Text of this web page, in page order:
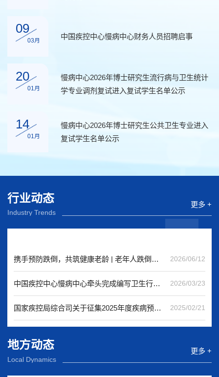
09
03月
中国疾控中心慢病中心财务人员招聘启事
20
01月
慢病中心2026年博士研究生流行病与卫生统计
学专业调剂复试进入复试学生名单公示
14
01月
慢病中心2026年博士研究生公共卫生专业进入
复试学生名单公示
行业动态
Industry Trends
更多 +
携手预防跌倒，共筑健康老龄 | 老年人跌倒预防研讨会在京召开 2026/06/12
中国疾控中心慢病中心牵头完成编写卫生行业标准《社区老年人跌倒预防控制技术标准》 2026/03/23
国家疾控局综合司关于征集2025年度疾病预防控制标准立项建议的通知 2025/02/21
地方动态
Local Dynamics
更多 +